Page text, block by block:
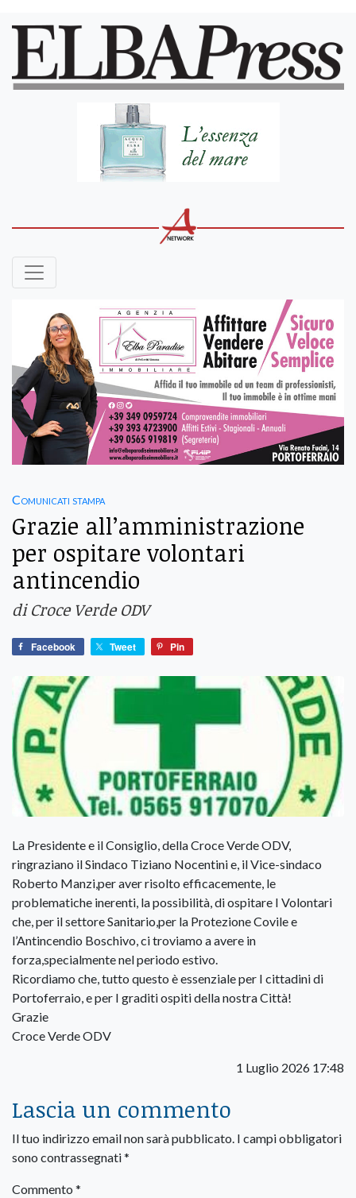
Comunicati stampa
Grazie all’amministrazione
per ospitare volontari
antincendio
di Croce Verde ODV
Facebook Tweet Pin
La Presidente e il Consiglio, della Croce Verde ODV,
ringraziano il Sindaco Tiziano Nocentini e, il Vice-sindaco
Roberto Manzi,per aver risolto efficacemente, le
problematiche inerenti, la possibilità, di ospitare I Volontari
che, per il settore Sanitario,per la Protezione Covile e
l’Antincendio Boschivo, ci troviamo a avere in
forza,specialmente nel periodo estivo.
Ricordiamo che, tutto questo è essenziale per I cittadini di
Portoferraio, e per I graditi ospiti della nostra Città!
Grazie
Croce Verde ODV
1 Luglio 2026 17:48
Lascia un commento
Il tuo indirizzo email non sarà pubblicato. I campi obbligatori
sono contrassegnati*
Commento *